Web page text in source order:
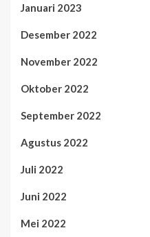
Januari 2023
Desember 2022
November 2022
Oktober 2022
September 2022
Agustus 2022
Juli 2022
Juni 2022
Mei 2022